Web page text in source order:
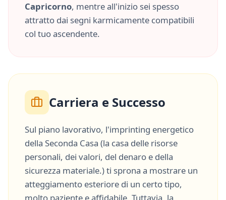
Capricorno, mentre all'inizio sei spesso
attratto dai segni karmicamente compatibili
col tuo ascendente.
Carriera e Successo
Sul piano lavorativo, l'imprinting energetico
della Seconda Casa (la casa delle risorse
personali, dei valori, del denaro e della
sicurezza materiale.) ti sprona a mostrare un
atteggiamento esteriore di un certo tipo,